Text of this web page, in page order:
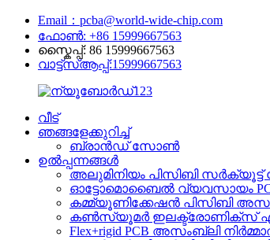
Email：pcba@world-wide-chip.com
ഫോൺ: +86 15999667563
സ്കൈപ്പ്: 86 15999667563
വാട്ട്‌സ്ആപ്പ്:15999667563
വീട്
ഞങ്ങളേക്കുറിച്ച്
ബ്രാൻഡ് സോൺ
ഉൽപ്പന്നങ്ങൾ
അലുമിനിയം പിസിബി
ഓട്ടോമൊബൈൽ വ്യവസായം PCB
കമ്മ്യൂണിക്കേഷൻ പിസിബി
കൺസ്യൂമർ ഇലക്ട്രോണിക്സ്
Flex+rigid PCB അസംബ്ലി